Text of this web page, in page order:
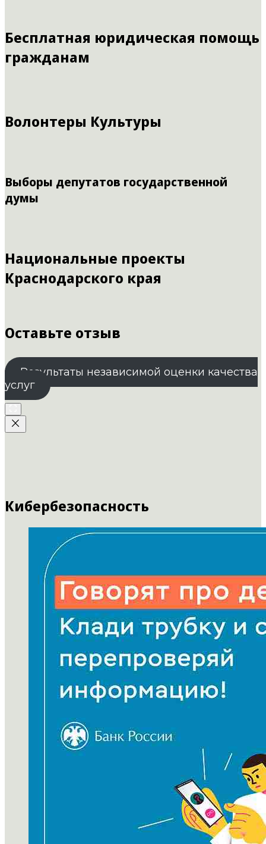
Бесплатная юридическая помощь
гражданам
Волонтеры Культуры
Выборы депутатов государственной
думы
Национальные проекты
Краснодарского края
Оставьте отзыв
Результаты независимой оценки качества
услуг
Кибербезопасность